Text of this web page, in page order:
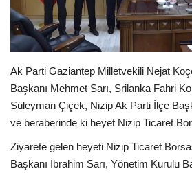
SAĞLIK
EĞİTİM
Resmiilan
Gaziantep..
Ak Parti Gaziantep Milletvekili Nejat
Başkanı Mehmet Sarı, Srilanka Fahri
Süleyman Çiçek, Nizip Ak Parti İlçe
ve beraberinde ki heyet Nizip Ticaret
Ziyarete gelen heyeti Nizip Ticaret
Başkanı İbrahim Sarı, Yönetim Kurulu